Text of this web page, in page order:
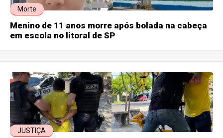
Morte
Menino de 11 anos morre após bolada na cabeça
em escola no litoral de SP
JUSTIÇA